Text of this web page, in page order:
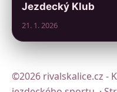
Jezdecký Klub
21. 1. 2026
©2026 rivalskalice.cz -